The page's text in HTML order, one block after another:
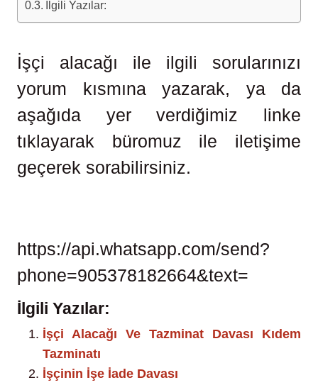
İlgili Yazılar:
İşçi alacağı ile ilgili sorularınızı
yorum kısmına yazarak, ya da
aşağıda yer verdiğimiz linke
tıklayarak büromuz ile iletişime
geçerek sorabilirsiniz.
https://api.whatsapp.com/send?
phone=905378182664&text=
İlgili Yazılar:
İşçi Alacağı Ve Tazminat Davası Kıdem
Tazminatı
İşçinin İşe İade Davası